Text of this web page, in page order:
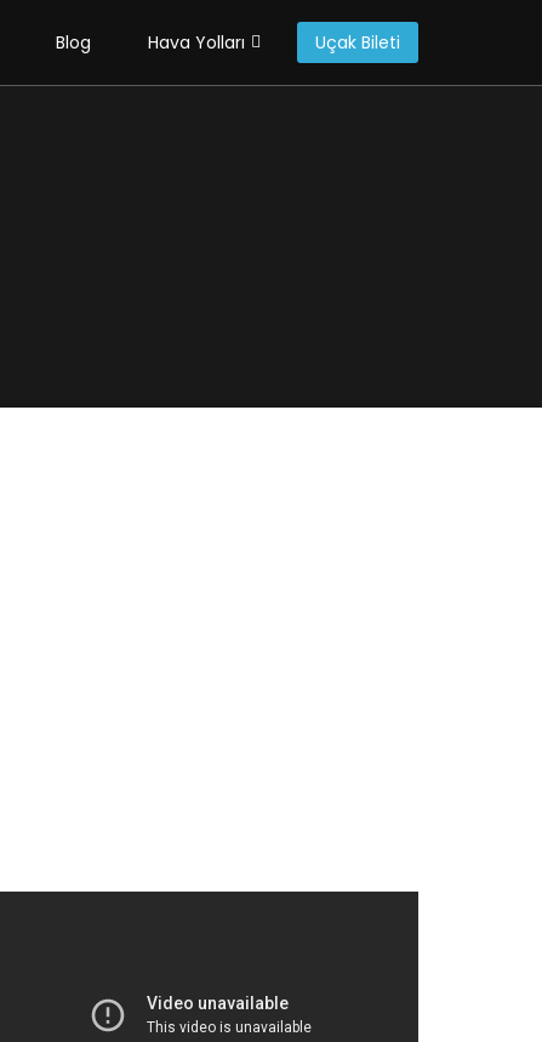
Uçak Bileti
Blog Hava Yolları